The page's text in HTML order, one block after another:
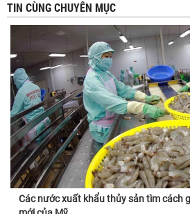
TIN CÙNG CHUYÊN MỤC
Các nước xuất khẩu thủy sản tìm cách